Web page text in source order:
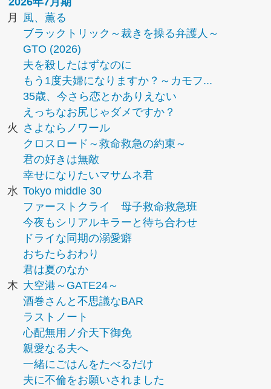
月
風、薫る
ブラックトリック～裁きを操る弁護人～
GTO (2026)
夫を殺したはずなのに
もう1度夫婦になりますか？～カモフ...
35歳、今さら恋とかありえない
えっちなお尻じゃダメですか？
火
さよならノワール
クロスロード～救命救急の約束～
君の好きは無敵
幸せになりたいマサムネ君
水 Tokyo middle 30
ファーストクライ 母子救命救急班
今夜もシリアルキラーと待ち合わせ
ドライな同期の溺愛癖
おちたらおわり
君は夏のなか
木 大空港～GATE24～
酒巻さんと不思議なBAR
ラストノート
心配無用ノ介天下御免
親愛なる夫へ
一緒にごはんをたべるだけ
夫に不倫をお願いされました